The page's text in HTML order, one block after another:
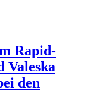
Rapid-
Valeska
den